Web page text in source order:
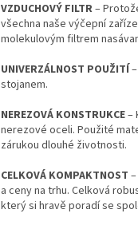
VZDUCHOVÝ FILTR–
všechna naše výčepní
molekulovým filtrem
UNIVERZÁLNOST POUŽITÍ
stojanem.
NEREZOVÁ KONSTRUKCE–
nerezové oceli. Použité
zárukou dlouhé životnosti.
CELKOVÁ KOMPAKTNOST
a ceny na trhu. Celková
který si hravě poradí se